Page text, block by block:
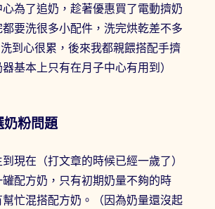
為了追奶，趁著優惠買了電動擠奶
要洗很多小配件，洗完烘乾差不多
到心很累，後來我都親餵搭配手擠
基本上只有在月子中心有用到）
奶粉問題
現在（打文章的時候已經一歲了）
配方奶，只有初期奶量不夠的時
忙混搭配方奶。（因為奶量還沒起